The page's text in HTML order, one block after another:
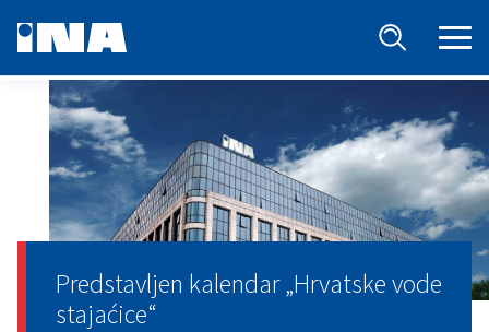
Predstavljen kalendar „Hrvatske vode
stajaćice“